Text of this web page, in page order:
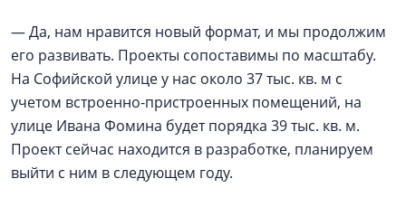
— Да, нам нравится новый формат, и мы продолжим
его развивать. Проекты сопоставимы по масштабу.
На Софийской улице у нас около 37 тыс. кв. м с
учетом встроенно-пристроенных помещений, на
улице Ивана Фомина будет порядка 39 тыс. кв. м.
Проект сейчас находится в разработке, планируем
выйти с ним в следующем году.